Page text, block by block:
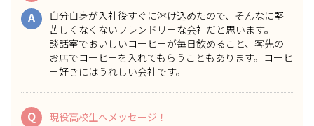
A
自分自身が入社後すぐに溶け込めたので、そんなに堅
苦しくなくないフレンドリーな会社だと思います。
談話室でおいしいコーヒーが毎日飲めること、客先の
お店でコーヒーを入れてもらうこともあります。コーヒ
ー好きにはうれしい会社です。
Q 現役高校生へメッセージ！